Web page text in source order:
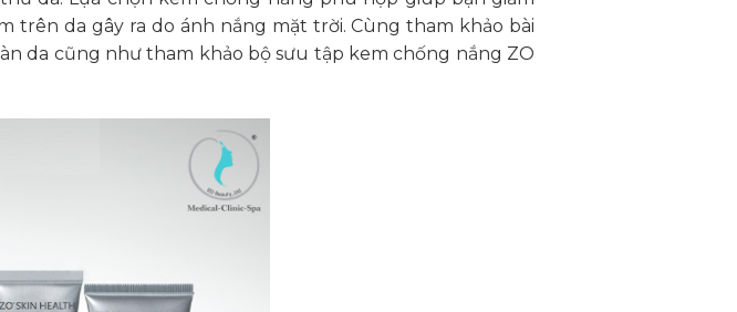
da gây ra do ánh nắng mặt trời. Cùng tham khảo bài
da cũng như tham khảo bộ sưu tập kem chống nắng ZO